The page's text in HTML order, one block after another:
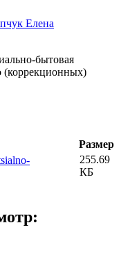
Елена
бытовая
(коррекционных)
Размер
255.69
КБ